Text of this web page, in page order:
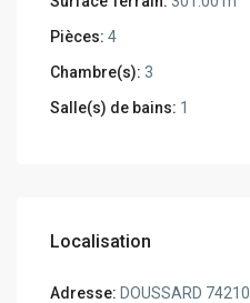
Pièces: 4
Chambre(s): 3
Salle(s) de bains: 1
Localisation
Adresse: DOUSSARD 74210